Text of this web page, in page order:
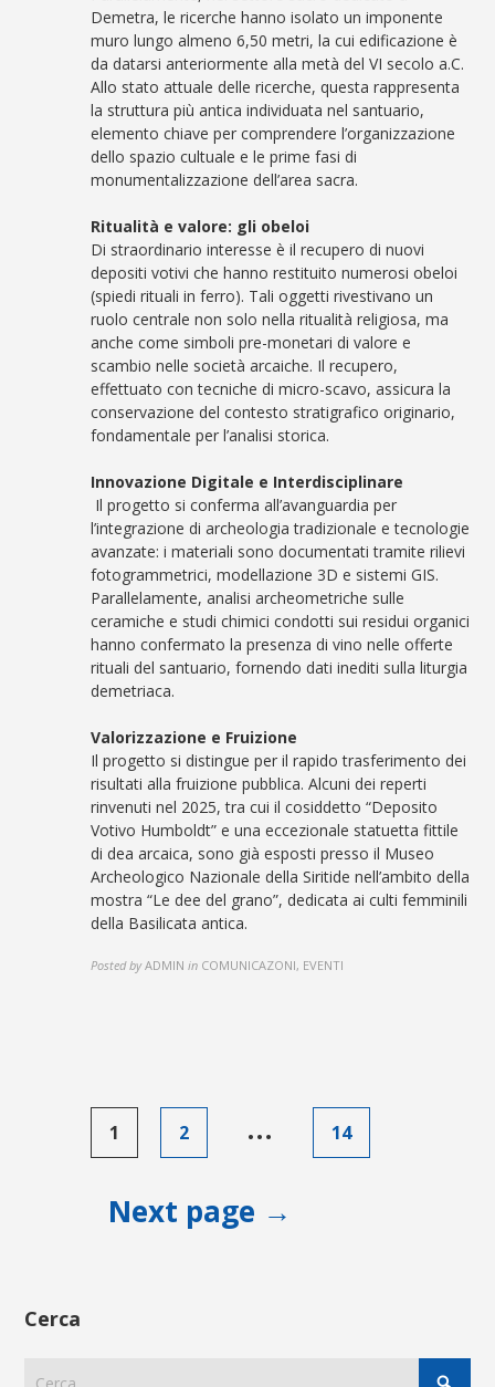
Demetra, le ricerche hanno isolato un imponente
muro lungo almeno 6,50 metri, la cui edificazione è
da datarsi anteriormente alla metà del VI secolo a.C.
Allo stato attuale delle ricerche, questa rappresenta
la struttura più antica individuata nel santuario,
elemento chiave per comprendere l’organizzazione
dello spazio cultuale e le prime fasi di
monumentalizzazione dell’area sacra.
Ritualità e valore: gli obeloi
Di straordinario interesse è il recupero di nuovi
depositi votivi che hanno restituito numerosi obeloi
(spiedi rituali in ferro). Tali oggetti rivestivano un
ruolo centrale non solo nella ritualità religiosa, ma
anche come simboli pre-monetari di valore e
scambio nelle società arcaiche. Il recupero,
effettuato con tecniche di micro-scavo, assicura la
conservazione del contesto stratigrafico originario,
fondamentale per l’analisi storica.
Innovazione Digitale e Interdisciplinare
Il progetto si conferma all’avanguardia per
l’integrazione di archeologia tradizionale e tecnologie
avanzate: i materiali sono documentati tramite rilievi
fotogrammetrici, modellazione 3D e sistemi GIS.
Parallelamente, analisi archeometriche sulle
ceramiche e studi chimici condotti sui residui organici
hanno confermato la presenza di vino nelle offerte
rituali del santuario, fornendo dati inediti sulla liturgia
demetriaca.
Valorizzazione e Fruizione
Il progetto si distingue per il rapido trasferimento dei
risultati alla fruizione pubblica. Alcuni dei reperti
rinvenuti nel 2025, tra cui il cosiddetto “Deposito
Votivo Humboldt” e una eccezionale statuetta fittile
di dea arcaica, sono già esposti presso il Museo
Archeologico Nazionale della Siritide nell’ambito della
mostra “Le dee del grano”, dedicata ai culti femminili
della Basilicata antica.
Posted by ADMIN in COMUNICAZONI, EVENTI
Paginazione
degli
1 2 … 14
Next page →
Cerca